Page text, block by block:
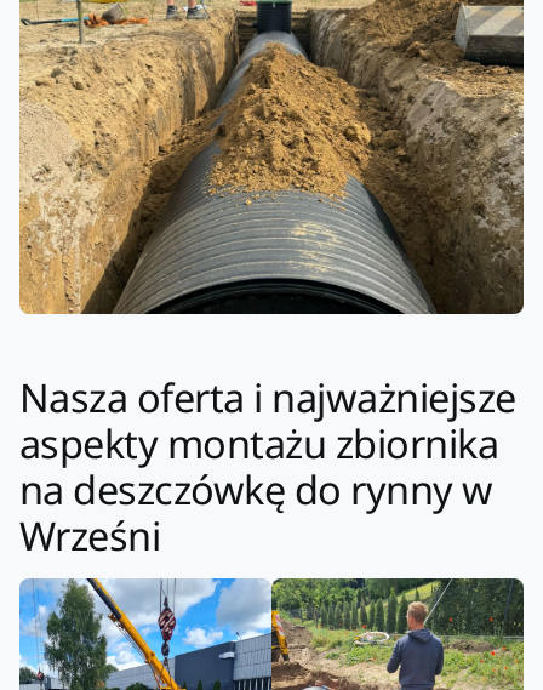
Nasza oferta i najważniejsze
aspekty montażu zbiornika
na deszczówkę do rynny w
Wrześni